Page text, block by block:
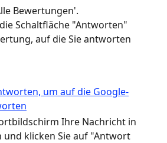
Bewertungen'.
Schaltfläche "Antworten"
auf die Sie antworten
Ihre Nachricht in
und klicken Sie auf "Antwort